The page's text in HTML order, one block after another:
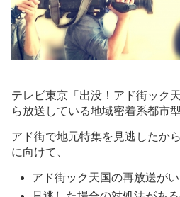
テレビ東京「出没！アド街ック
ら放送している地域密着系都市
アド街で地元特集を見逃したか
に向けて、
アド街ック天国の再放送が